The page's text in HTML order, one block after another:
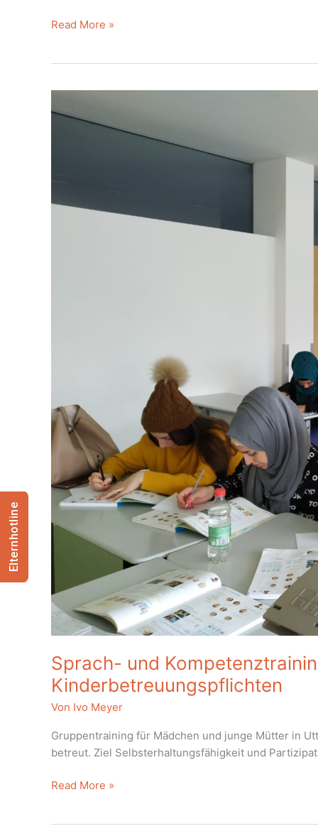
Einzeltraining
lehrabbruchsgefährdete
Jugendliche
Read More »
Sprach- und
Kinderbetreuungspflichten
Von Ivo Meyer
Gruppentraining für Mädchen und junge Mütter in
betreut. Ziel Selbsterhaltungsfähigkeit und
Sprach-
Read More »
Elternhotline